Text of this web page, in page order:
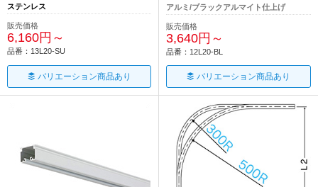
ステンレス
販売価格
6,160円～
品番：13L20-SU
バリエーション商品あり
アルミ/ブラックアルマイト仕上げ
販売価格
3,640円～
品番：12L20-BL
バリエーション商品あり